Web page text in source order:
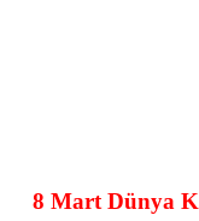
8 Mart Dünya